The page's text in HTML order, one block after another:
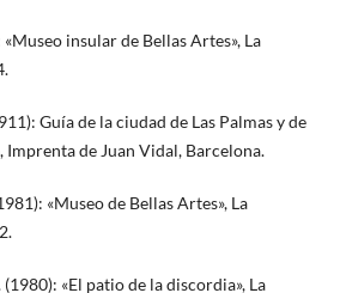
insular de Bellas Artes», La
Guía de la ciudad de Las Palmas y de
Imprenta de Juan Vidal, Barcelona.
«Museo de Bellas Artes», La
«El patio de la discordia», La